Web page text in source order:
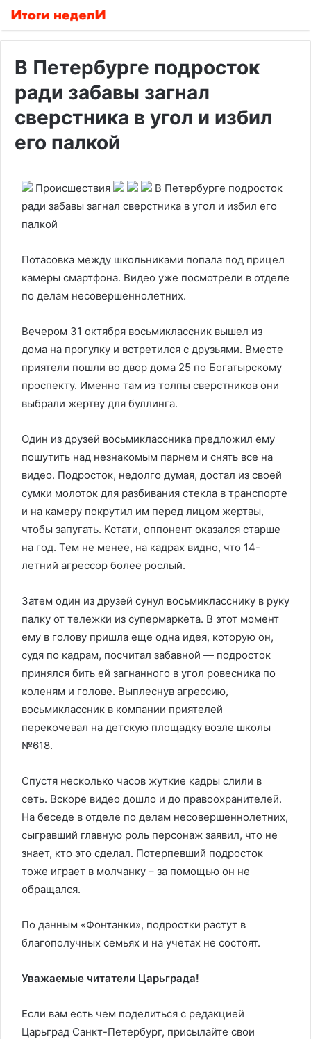
В Петербурге подросток
ради забавы загнал
сверстника в угол и избил
его палкой
Происшествия
В Петербурге подросток
ради забавы загнал сверстника в угол и избил его
палкой
Потасовка между школьниками попала под прицел
камеры смартфона. Видео уже посмотрели в отделе
по делам несовершеннолетних.
Вечером 31 октября восьмиклассник вышел из
дома на прогулку и встретился с друзьями. Вместе
приятели пошли во двор дома 25 по Богатырскому
проспекту. Именно там из толпы сверстников они
выбрали жертву для буллинга.
Один из друзей восьмиклассника предложил ему
пошутить над незнакомым парнем и снять все на
видео. Подросток, недолго думая, достал из своей
сумки молоток для разбивания стекла в транспорте
и на камеру покрутил им перед лицом жертвы,
чтобы запугать. Кстати, оппонент оказался старше
на год. Тем не менее, на кадрах видно, что 14-
летний агрессор более рослый.
Затем один из друзей сунул восьмикласснику в руку
палку от тележки из супермаркета. В этот момент
ему в голову пришла еще одна идея, которую он,
судя по кадрам, посчитал забавной — подросток
принялся бить ей загнанного в угол ровесника по
коленям и голове. Выплеснув агрессию,
восьмиклассник в компании приятелей
перекочевал на детскую площадку возле школы
№618.
Спустя несколько часов жуткие кадры слили в
сеть. Вскоре видео дошло и до правоохранителей.
На беседе в отделе по делам несовершеннолетних,
сыгравший главную роль персонаж заявил, что не
знает, кто это сделал. Потерпевший подросток
тоже играет в молчанку – за помощью он не
обращался.
По данным «Фонтанки», подростки растут в
благополучных семьях и на учетах не состоят.
Уважаемые читатели Царьграда!
Если вам есть чем поделиться с редакцией
Царьград Санкт-Петербург, присылайте свои